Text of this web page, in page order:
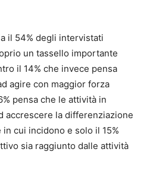
il 54% degli intervistati
un tassello importante
il 14% che invece pensa
agire con maggior forza
pensa che le attività in
accrescere la differenziazione
cui incidono e solo il 15%
sia raggiunto dalle attività